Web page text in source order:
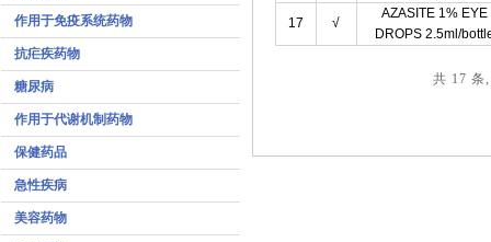
作用于免疫系统药物
抗疟疾药物
糖尿病
作用于代谢机制药物
保健药品
急性疾病
美容药物
17 √
AZASITE 1% EYE
DROPS 2.5ml/
共 17 条